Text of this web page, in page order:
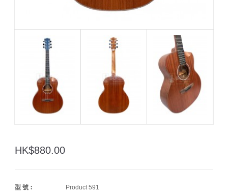
HK$880.00
型 號︰ Product 591